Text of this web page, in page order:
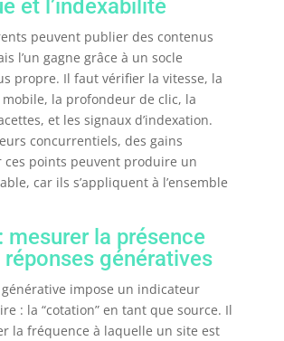
et l’indexabilité
peuvent publier des contenus
l’un gagne grâce à un socle
propre. Il faut vérifier la vitesse, la
la profondeur de clic, la
et les signaux d’indexation.
concurrentiels, des gains
ces points peuvent produire un
car ils s’appliquent à l’ensemble
mesurer la présence
réponses génératives
impose un indicateur
: la “cotation” en tant que source. Il
la fréquence à laquelle un site est